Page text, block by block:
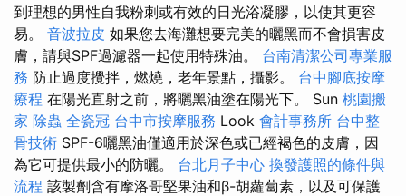
到理想的男性自我粉刺或有效的日光浴凝膠，以使其更容
易。 音波拉皮 如果您去海灘想要完美的曬黑而不會損害皮
膚，請與SPF過濾器一起使用特殊油。 台南清潔公司專業服
務 防止過度攪拌，燃燒，老年景點，攝影。 台中腳底按摩
療程 在陽光直射之前，將曬黑油塗在陽光下。 Sun 桃園搬
家 除蟲 全瓷冠 台中市按摩服務 Look 會計事務所 台中整
骨技術 SPF-6曬黑油僅適用於深色或已經褐色的皮膚，因
為它可提供最小的防曬。 台北月子中心 換發護照的條件與
流程 該製劑含有摩洛哥堅果油和β-胡蘿蔔素，以及可保護